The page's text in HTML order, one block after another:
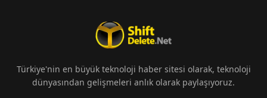
Türkiye'nin en büyük teknoloji haber sitesi olarak, teknoloji
dünyasından gelişmeleri anlık olarak paylaşıyoruz.